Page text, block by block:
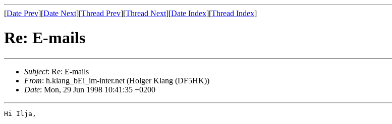
[Date Prev][Date Next][Thread Prev][Thread Next][Date Index][Thread Index]
Re: E-mails
Subject: Re: E-mails
From: h.klang_bEi_im-inter.net (Holger Klang (DF5HK))
Date: Mon, 29 Jun 1998 10:41:35 +0200
Hi Ilja,